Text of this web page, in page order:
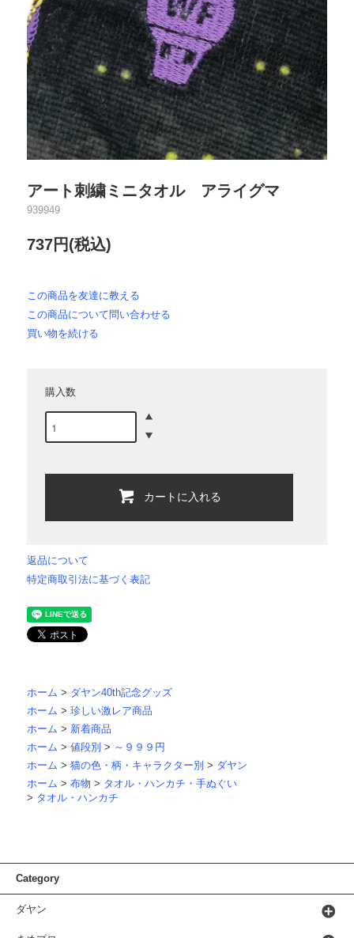
アート刺繍ミニタオル アライグマ
939949
737円(税込)
この商品を友達に教える
この商品について問い合わせる
買い物を続ける
購入数
カートに入れる
返品について
特定商取引法に基づく表記
ホーム > ダヤン40th記念グッズ
ホーム > 珍しい激レア商品
ホーム > 新着商品
ホーム > 値段別 > ～９９９円
ホーム > 猫の色・柄・キャラクター別 > ダヤン
ホーム > 布物 > タオル・ハンカチ・手ぬぐい
> タオル・ハンカチ
Category
ダヤン